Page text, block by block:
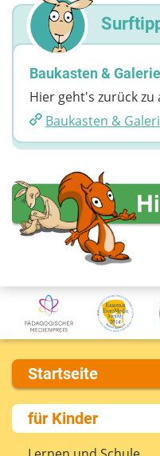
Baukasten & Galerie
Hier geht's zurück zu
Baukasten &
Startseite
Über uns
Presse
Kontakt
für Kinder